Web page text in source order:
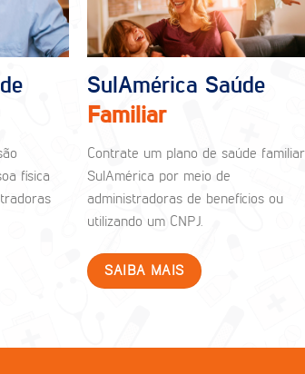
física
SulAmérica Saúde
Familiar
Contrate um plano de saúde familiar
SulAmérica por meio de
administradoras de benefícios ou
utilizando um CNPJ.
SAIBA MAIS